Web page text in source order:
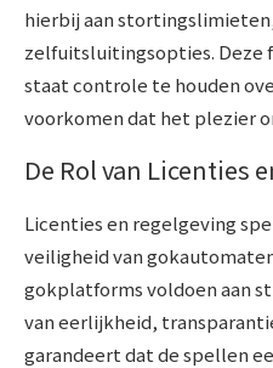
hierbij aan
zelfuitsluitingsopties. Deze
staat controle te houden
voorkomen dat het plezier
De Rol van Licenties
Licenties en regelgeving
veiligheid van
gokplatforms voldoen aan
van eerlijkheid,
garandeert dat de spellen